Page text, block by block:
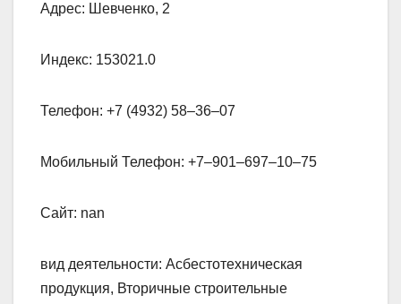
Адрес: Шевченко, 2
Индекс: 153021.0
Телефон: +7 (4932) 58‒36‒07
Мобильный Телефон: +7‒901‒697‒10‒75
Сайт: nan
вид деятельности: Асбестотехническая
продукция, Вторичные строительные